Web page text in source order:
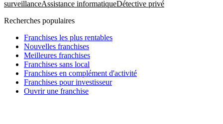
surveillanceAssistance informatiqueDétective privé
Recherches populaires
Franchises les plus rentables
Nouvelles franchises
Meilleures franchises
Franchises sans local
Franchises en complément d'activité
Franchises pour investisseur
Ouvrir une franchise